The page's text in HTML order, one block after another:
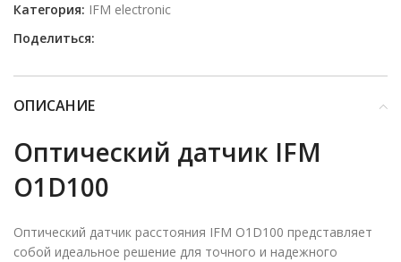
Категория: IFM electronic
Поделиться:
ОПИСАНИЕ
Оптический датчик IFM
O1D100
Оптический датчик расстояния IFM O1D100 представляет
собой идеальное решение для точного и надежного